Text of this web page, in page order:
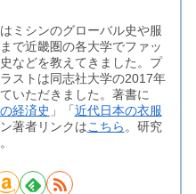
ミシンのグローバル史や服
で近畿圏の各大学でファッ
などを教えてきました。プ
ストは同志社大学の2017年
いただきました。著書に
経済史 」「 近代日本の衣服
著者リンクはこちら 。研究
。